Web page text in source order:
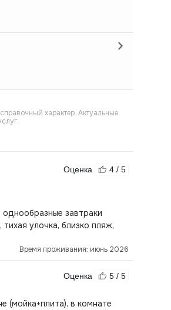
характер. Актуальные
Оценка 4 / 5
завтраки
улочка, близко пляж,
Время проживания: июнь 2026
Оценка 5 / 5
(мойка+плита), в комнате